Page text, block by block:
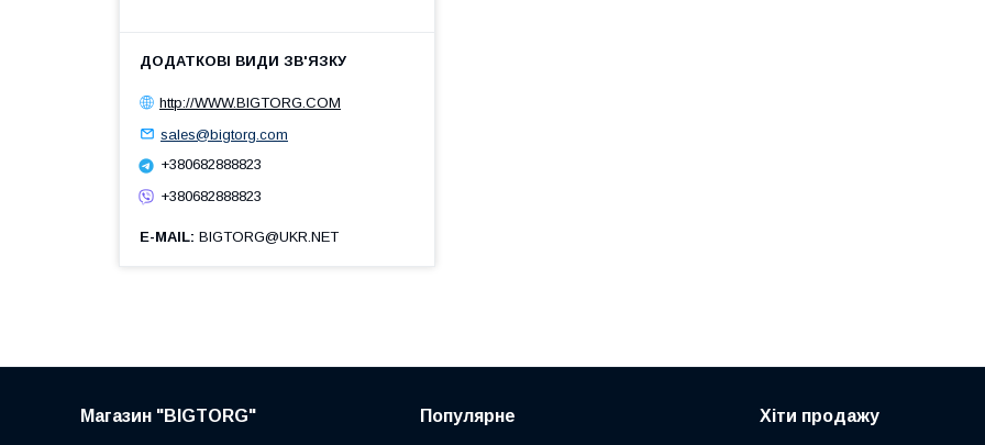
http://WWW.BIGTORG.COM
sales@bigtorg.com
+380682888823
+380682888823
E-MAIL BIGTORG@UKR.NET
Магазин "BIGTORG" Популярне Хіти продажу